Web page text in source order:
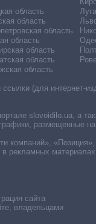
область
область
область
область
область
область
область
сайта
владельцами
(для интернет-
slovoidilo.ua, а
размещенные на